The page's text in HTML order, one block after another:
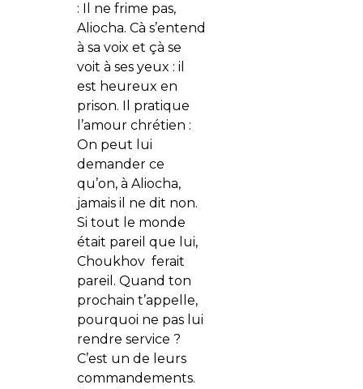
: Il ne frime pas,
Aliocha. Cà s’entend
à sa voix et çà se
voit à ses yeux : il
est heureux en
prison. Il pratique
l’amour chrétien :
On peut lui
demander ce
qu’on, à Aliocha,
jamais il ne dit non.
Si tout le monde
était pareil que lui,
Choukhov ferait
pareil. Quand ton
prochain t’appelle,
pourquoi ne pas lui
rendre service ?
C’est un de leurs
commandements.